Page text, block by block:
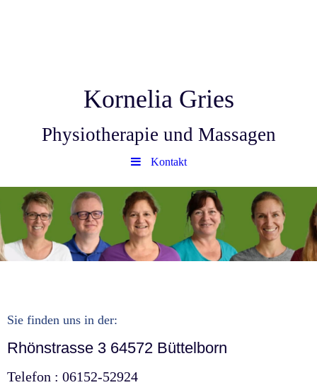
Kornelia Gries
Physiotherapie und Massagen
Kontakt
Sie finden uns in der:
Rhönstrasse 3 64572 Büttelborn
Telefon : 06152-52924